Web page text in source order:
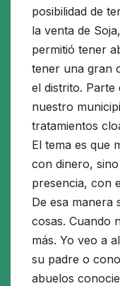
posibilidad de
la venta de
permitió tener
tener una gran
el distrito. Parte
nuestro
tratamientos
El tema es que
con dinero,
presencia, con
De esa manera
cosas. Cuando
más. Yo veo a
su padre o
abuelos